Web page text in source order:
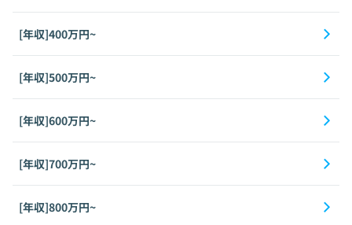
[年収]400万円~
[年収]500万円~
[年収]600万円~
[年収]700万円~
[年収]800万円~